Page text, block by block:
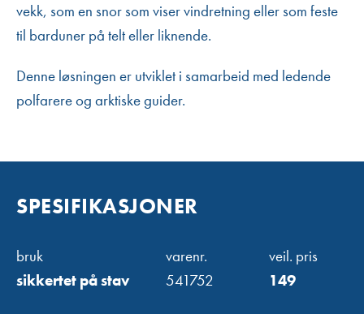
vekk, som en snor som viser vindretning eller som feste
til barduner på telt eller liknende.
Denne løsningen er utviklet i samarbeid med ledende
polfarere og arktiske guider.
SPESIFIKASJONER
bruk
sikkertet på stav
varenr.
541752
veil. pris
149